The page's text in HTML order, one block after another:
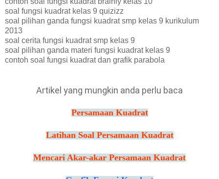
soal fungsi kuadrat kelas 9 quizizz
soal pilihan ganda fungsi kuadrat smp kelas 9 kurikulum
2013
soal cerita fungsi kuadrat smp kelas 9
soal pilihan ganda materi fungsi kuadrat kelas 9
contoh soal fungsi kuadrat dan grafik parabola
Artikel yang mungkin anda perlu baca
Persamaan Kuadrat
Latihan Soal Persamaan Kuadrat
Mencari Akar-akar Persamaan Kuadrat